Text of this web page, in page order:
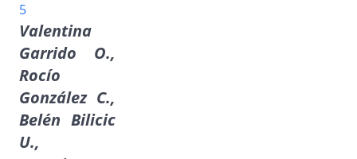
5
Valentina
Garrido O.,
Rocío
González C.,
Belén Bilicic
U.,